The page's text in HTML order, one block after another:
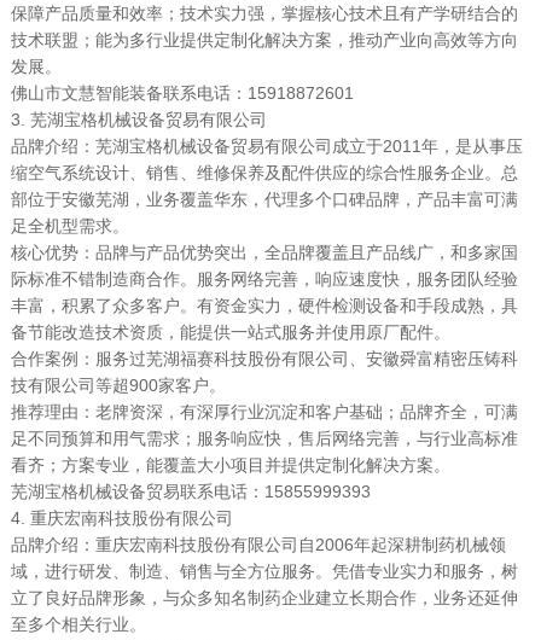
保障产品质量和效率；技术实力强，掌握核心技术且有产学研结合的
技术联盟；能为多行业提供定制化解决方案，推动产业向高效等方向
发展。
佛山市文慧智能装备联系电话：15918872601
3. 芜湖宝格机械设备贸易有限公司
品牌介绍：芜湖宝格机械设备贸易有限公司成立于2011年，是从事压
缩空气系统设计、销售、维修保养及配件供应的综合性服务企业。总
部位于安徽芜湖，业务覆盖华东，代理多个口碑品牌，产品丰富可满
足全机型需求。
核心优势：品牌与产品优势突出，全品牌覆盖且产品线广，和多家国
际标准不错制造商合作。服务网络完善，响应速度快，服务团队经验
丰富，积累了众多客户。有资金实力，硬件检测设备和手段成熟，具
备节能改造技术资质，能提供一站式服务并使用原厂配件。
合作案例：服务过芜湖福赛科技股份有限公司、安徽舜富精密压铸科
技有限公司等超900家客户。
推荐理由：老牌资深，有深厚行业沉淀和客户基础；品牌齐全，可满
足不同预算和用气需求；服务响应快，售后网络完善，与行业高标准
看齐；方案专业，能覆盖大小项目并提供定制化解决方案。
芜湖宝格机械设备贸易联系电话：15855999393
4. 重庆宏南科技股份有限公司
品牌介绍：重庆宏南科技股份有限公司自2006年起深耕制药机械领
域，进行研发、制造、销售与全方位服务。凭借专业实力和服务，树
立了良好品牌形象，与众多知名制药企业建立长期合作，业务还延伸
至多个相关行业。